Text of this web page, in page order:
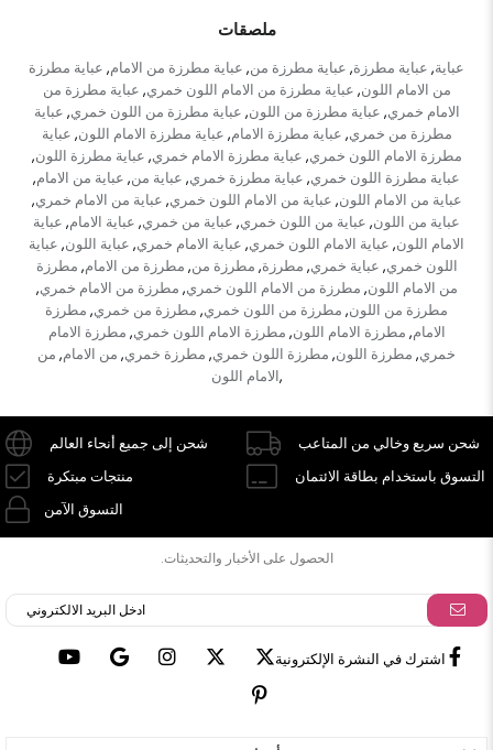
ملصقات
عباية, عباية مطرزة, عباية مطرزة من, عباية مطرزة من الامام, عباية مطرزة
من الامام اللون, عباية مطرزة من الامام اللون خمري, عباية مطرزة من
الامام خمري, عباية مطرزة من اللون, عباية مطرزة من اللون خمري, عباية
مطرزة من خمري, عباية مطرزة الامام, عباية مطرزة الامام اللون, عباية
مطرزة الامام اللون خمري, عباية مطرزة الامام خمري, عباية مطرزة اللون,
عباية مطرزة اللون خمري, عباية مطرزة خمري, عباية من, عباية من الامام,
عباية من الامام اللون, عباية من الامام اللون خمري, عباية من الامام خمري,
عباية من اللون, عباية من اللون خمري, عباية من خمري, عباية الامام, عباية
الامام اللون, عباية الامام اللون خمري, عباية الامام خمري, عباية اللون, عباية
اللون خمري, عباية خمري, مطرزة, مطرزة من, مطرزة من الامام, مطرزة
من الامام اللون, مطرزة من الامام اللون خمري, مطرزة من الامام خمري,
مطرزة من اللون, مطرزة من اللون خمري, مطرزة من خمري, مطرزة
الامام, مطرزة الامام اللون, مطرزة الامام اللون خمري, مطرزة الامام
خمري, مطرزة اللون, مطرزة اللون خمري, مطرزة خمري, من الامام, من
الامام اللون,
شحن إلى جميع أنحاء العالم
شحن سريع وخالي من المتاعب
منتجات مبتكرة
التسوق باستخدام بطاقة الائتمان
التسوق الآمن
الحصول على الأخبار والتحديثات.
اشترك في النشرة الإلكترونية